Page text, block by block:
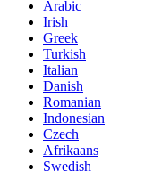
Arabic
Irish
Greek
Turkish
Italian
Danish
Romanian
Indonesian
Czech
Afrikaans
Swedish